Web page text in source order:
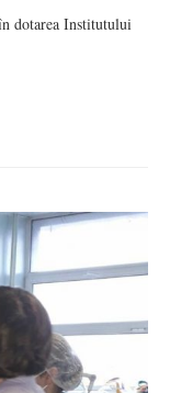
dotarea Institutului